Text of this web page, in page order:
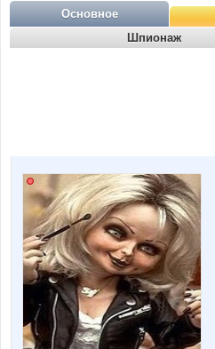
Основное
Шпионаж